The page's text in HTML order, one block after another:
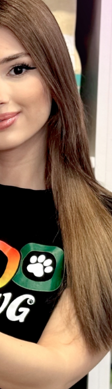
Çəki
1 ədəd
30.00
CaDoPet Cat Toilet Closed
pişik tualeti 32x47x36 sm
(0 Rəylər)
Çəki Qiymət
1 ədəd
30.00